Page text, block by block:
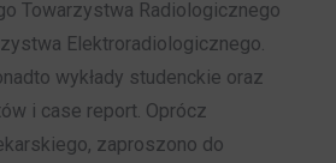
Towarzystwa Radiologicznego
Elektroradiologicznego.
wykłady studenckie oraz
i case report. Oprócz
zaproszono do